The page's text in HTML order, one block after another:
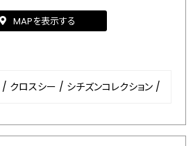
MAPを表示する
/ クロスシー / シチズンコレクション /